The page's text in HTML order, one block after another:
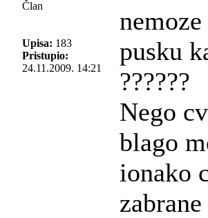
Član
Upisa: 183
Pristupio:
24.11.2009. 14:21
pusku
??????
Nego
blago
ionako